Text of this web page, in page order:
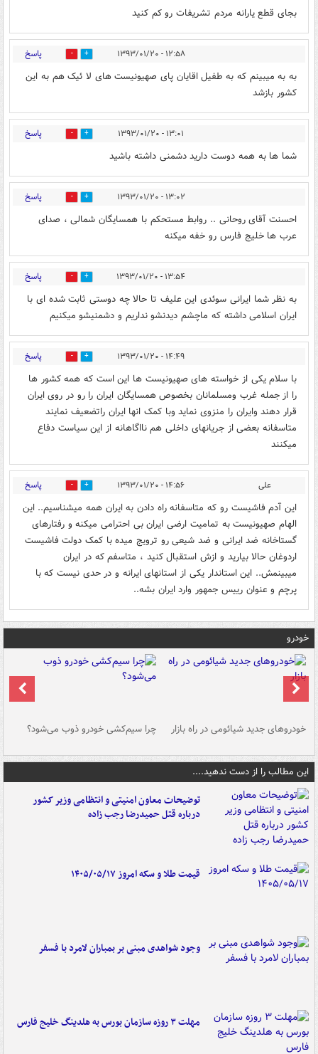
بجای قطع یارانه مردم تشریفات رو کم کنید
۱۲:۵۸ - ۱۳۹۳/۰۱/۲۰ 0 پاسخ
به به میبینم که به طفیل اقایان پای صهیونیست های لا ئیک هم به این
کشور بازشد
۱۳:۰۱ - ۱۳۹۳/۰۱/۲۰ 0 پاسخ
شما ها به همه دوست دارید دشمنی داشته باشید
۱۳:۰۲ - ۱۳۹۳/۰۱/۲۰ 0 پاسخ
احسنت آقای روحانی .. روابط مستحکم با همسایگان شمالی ، صدای
عرب ها خلیج فارس رو خفه میکنه
۱۳:۵۴ - ۱۳۹۳/۰۱/۲۰ 0 پاسخ
به نظر شما ایرانی سوئدی این علیف تا حالا چه دوستی ثابت شده ای با
ایران اسلامی داشته که ماچشم دیدنشو نداریم و دشمنیشو میکنیم
۱۴:۴۹ - ۱۳۹۳/۰۱/۲۰ 0 پاسخ
با سلام یکی از خواسته های صهیونیست ها این است که همه کشور ها
را از جمله غرب ومسلمانان بخصوص همسایگان ایران را رو در روی ایران
قرار دهند وایران را منزوی نماید وبا کمک انها ایران راتضعیف نمایند
متاسفانه بعضی از جریانهای داخلی هم نااگاهانه از این سیاست دفاع
میکنند
علی ۱۴:۵۶ - ۱۳۹۳/۰۱/۲۰ 0 پاسخ
این آدم فاشیست رو که متاسفانه راه دادن به ایران همه میشناسیم.. این
الهام صهیونیست به تمامیت ارضی ایران بی احترامی میکنه و رفتارهای
گستاخانه ضد ایرانی و ضد شیعی رو ترویج میده با کمک دولت فاشیست
اردوغان حالا بیارید و ازش استقبال کنید ، متاسفم که در ایران
میبینمش.. این استاندار یکی از استانهای ایرانه و در حدی نیست که با
پرچم و عنوان رییس جمهور وارد ایران بشه..
خودرو
خودروهای جدید شیائومی در راه بازار چرا سیم‌کشی خودرو ذوب می‌شود؟
این مطالب را از دست ندهید....
توضیحات معاون امنیتی و انتظامی وزیر کشور
درباره قتل حمیدرضا رجب زاده
قیمت طلا و سکه امروز ۱۴۰۵/۰۵/۱۷
وجود شواهدی مبنی بر بمباران لامرد با فسفر
مهلت ۳ روزه سازمان بورس به هلدینگ خلیج فارس